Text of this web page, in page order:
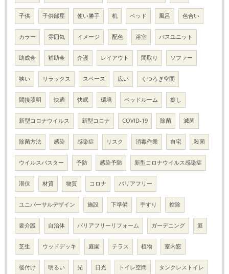
子供 子供部屋 使い勝手 机 ベッド 風呂 色合い
カラー 雰囲気 イメージ 配色 浴室 バスユニット
助成金 補助金 介護 レイアウト 間取り ソファー
狭い リラックス スペース 広い くつろぎ空間
間接照明 快適 快眠 環境 ベッドルーム 癒し
新型コロナウイルス 新型コロナ COVID-19 除菌 滅菌
除菌方法 感染 感染症 リスク 消毒作業 自宅 殺菌
ウイルスバスター 予防 感染予防 新型コロナウイルス感染症
潜伏 材質 物質 コロナ バリアフリー
ユニバーサルデザイン 施設 下準備 手すり 控除
要介護 自治体 バリアフリーリフォーム ガーデニング 庭
芝生 ウッドデッキ 庭園 テラス 植物 室内窓
後付け 明るい 光 日光 トイレ空間 タンクレストイレ